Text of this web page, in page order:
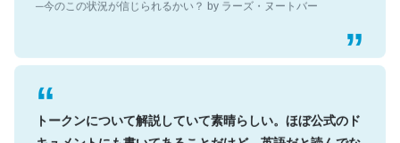
トークンについて解説していて素晴らしい。ほぼ公式のド
キュメントにも書いてあることだけど、英語だと読んでな